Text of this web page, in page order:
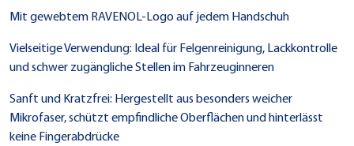
Mit gewebtem RAVENOL-Logo auf jedem Handschuh
Vielseitige Verwendung: Ideal für Felgenreinigung, Lackkontrolle
und schwer zugängliche Stellen im Fahrzeuginneren
Sanft und Kratzfrei: Hergestellt aus besonders weicher
Mikrofaser, schützt empfindliche Oberflächen und hinterlässt
keine Fingerabdrücke